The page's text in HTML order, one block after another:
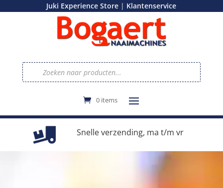
Juki Experience Store | Klantenservice
Producten
zoeken
0 items
Snelle verzending, ma t/m vr